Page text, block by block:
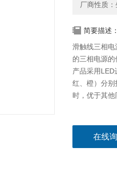
厂商性质
简要描述：
滑触线三相
的三相电源
产品采用LED
红、橙）分
时，优于其他
在线